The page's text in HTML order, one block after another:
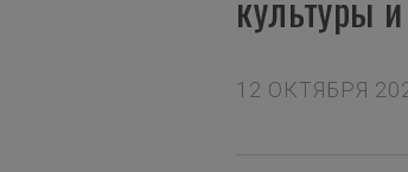
12 ОКТЯБРЯ